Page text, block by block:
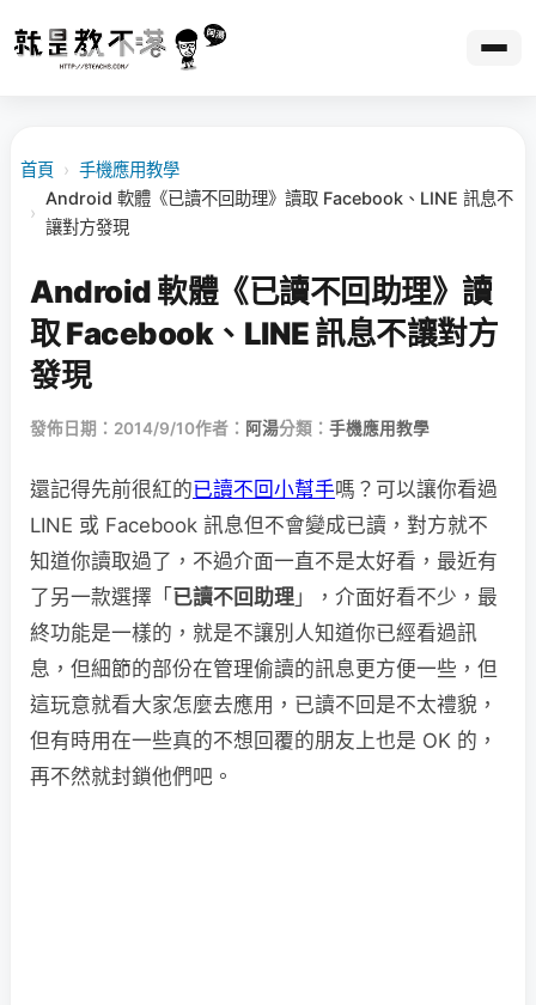
首頁 › 手機應用教學
›
Android 軟體《已讀不回助理》讀取 Facebook、LINE 訊息不
讓對方發現
Android 軟體《已讀不回助理》讀
取 Facebook、LINE 訊息不讓對方
發現
發佈日期：2014/9/10作者： 阿湯分類： 手機應用教學
還記得先前很紅的已讀不回小幫手嗎？可以讓你看過
LINE 或 Facebook 訊息但不會變成已讀，對方就不
知道你讀取過了，不過介面一直不是太好看，最近有
了另一款選擇「 已讀不回助理 」，介面好看不少，最
終功能是一樣的，就是不讓別人知道你已經看過訊
息，但細節的部份在管理偷讀的訊息更方便一些，但
這玩意就看大家怎麼去應用，已讀不回是不太禮貌，
但有時用在一些真的不想回覆的朋友上也是 OK 的，
再不然就封鎖他們吧。